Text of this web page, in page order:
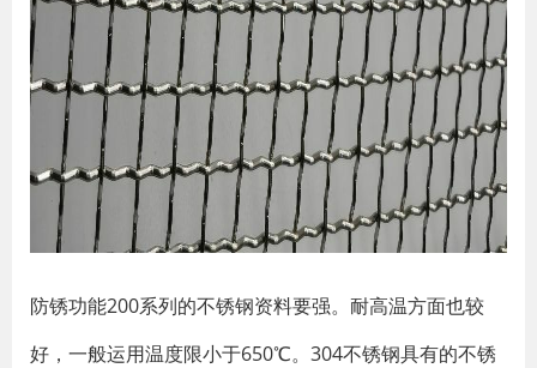
防锈功能200系列的不锈钢资料要强。耐高温方面也较
好，一般运用温度限小于650℃。304不锈钢具有的不锈